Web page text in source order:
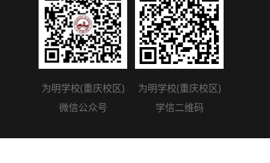
为明学校(重庆校区)
微信公众号
为明学校(重庆校区)
学信二维码